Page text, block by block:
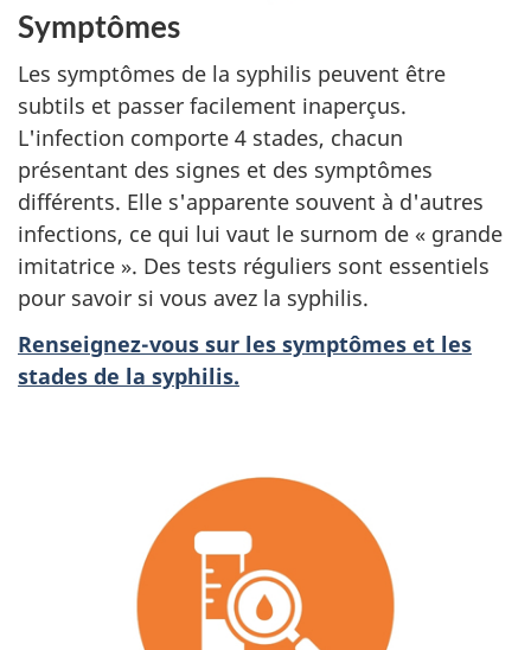
Symptômes
Les symptômes de la syphilis peuvent être
subtils et passer facilement inaperçus.
L'infection comporte 4 stades, chacun
présentant des signes et des symptômes
différents. Elle s'apparente souvent à d'autres
infections, ce qui lui vaut le surnom de « grande
imitatrice ». Des tests réguliers sont essentiels
pour savoir si vous avez la syphilis.
Renseignez-vous sur les symptômes et les
stades de la syphilis.